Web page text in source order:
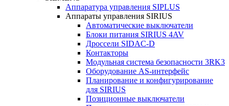
Аппаратура управления SIPLUS
Аппараты управления SIRIUS
Автоматические выключатели
Блоки питания SIRIUS 4AV
Дроссели SIDAC-D
Контакторы
Модульная система безопасности 3RK3
Оборудование AS-интерфейс
Планирование и конфигурирование
для SIRIUS
Позиционные выключатели